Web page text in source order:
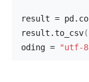
result = pd.
result.to_csv(
oding =
"utf-